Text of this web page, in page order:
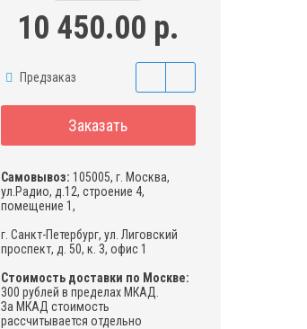
10 450.00 р.
Предзаказ
Заказать
Самовывоз: 105005, г. Москва,
ул.Радио, д.12, строение 4,
помещение 1,
г. Санкт-Петербург, ул. Лиговский
проспект, д. 50, к. 3, офис 1
Стоимость доставки по Москве:
300 рублей в пределах МКАД.
За МКАД стоимость
рассчитывается отдельно